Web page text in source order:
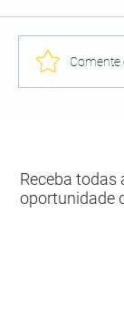
Comente
Receba todas
oportunidade